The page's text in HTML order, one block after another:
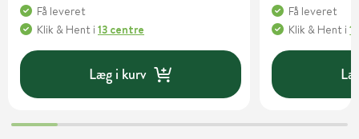
Få leveret
Klik & Hent i 13 centre
Læg i kurv
Få leveret
Klik & Hent i